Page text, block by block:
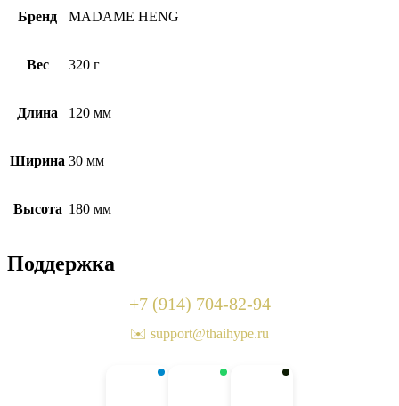
Бренд MADAME HENG
Вес 320 г
Длина 120 мм
Ширина 30 мм
Высота 180 мм
Поддержка
+7 (914) 704-82-94
✉️ support@thaihype.ru